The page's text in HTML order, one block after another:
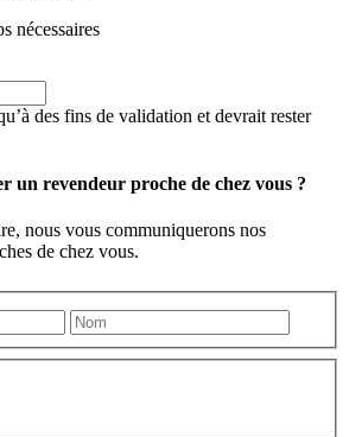
nécessaires
des fins de validation et devrait rester
un revendeur proche de chez vous ?
nous vous communiquerons nos
de chez vous.
Prénom